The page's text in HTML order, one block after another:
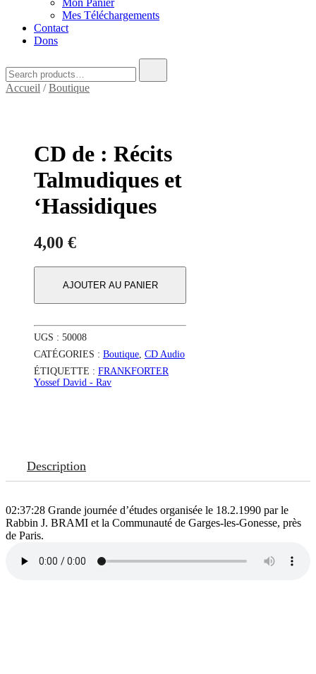
Mon Panier
Mes Téléchargements
Contact
Dons
for:
Accueil /Boutique
CD de : Récits
Talmudiques et
‘Hassidiques
4,00 €
AJOUTER AU PANIER
UGS : 50008
CATÉGORIES : Boutique, CD Audio
ÉTIQUETTE : FRANKFORTER
Yossef David - Rav
Description
02:37:28 Grande journée d’études organisée le 18.2.1990 par le
Rabbin J. BRAMI et la Communauté de Garges-les-Gonesse, près
de Paris.